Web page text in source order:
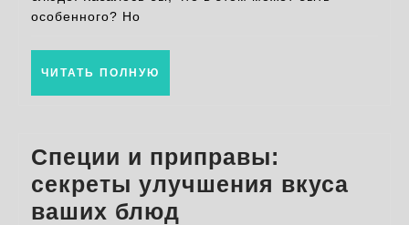
особенного? Но
ЧИТАТЬ ПОЛНУЮ
Специи и приправы:
секреты улучшения вкуса
ваших блюд